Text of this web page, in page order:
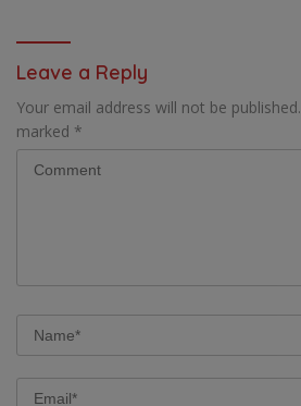
Leave a Reply
Your email address will not be published.
marked *